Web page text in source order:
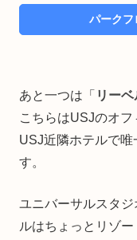
パークフ
あと一つは「 リー
こちらはUSJのオフ
USJ近隣ホテルで
す。
ユニバーサルスタ
ルはちょっとリゾ